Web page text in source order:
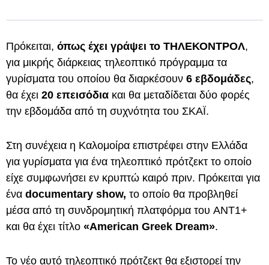
Πρόκειται, όπως έχει γράψει το ΤΗΛΕΚΟΝΤΡΟΛ,
για μικρής διάρκειας τηλεοπτικό πρόγραμμα τα
γυρίσματα του οποίου θα διαρκέσουν 6 εβδομάδες,
θα έχει 20 επεισόδια και θα μεταδίδεται δύο φορές
την εβδομάδα από τη συχνότητα του ΣΚΑΪ.
Στη συνέχεια η Καλομοίρα επιστρέφει στην Ελλάδα
για γυρίσματα για ένα τηλεοπτικό πρότζεκτ το οποίο
είχε συμφωνήσει εν κρυπτώ καιρό πριν. Πρόκειται για
ένα documentary show, το οποίο θα προβληθεί
μέσα από τη συνδρομητική πλατφόρμα του ANT1+
και θα έχει τίτλο «American Greek Dream».
Το νέο αυτό τηλεοπτικό πρότζεκτ θα εξιστορεί την